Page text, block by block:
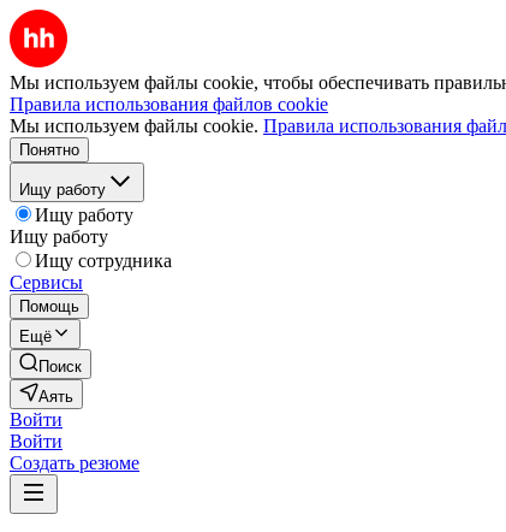
Мы используем файлы cookie, чтобы обеспечивать
Правила использования файлов cookie
Мы используем файлы cookie. Правила использования
Понятно
Ищу работу
Ищу работу
Ищу работу
Ищу сотрудника
Сервисы
Помощь
Ещё
Поиск
Аять
Войти
Войти
Создать резюме